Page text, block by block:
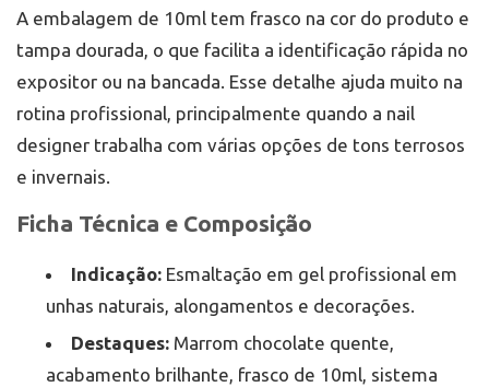
A embalagem de 10ml tem frasco na cor do produto e
tampa dourada, o que facilita a identificação rápida no
expositor ou na bancada. Esse detalhe ajuda muito na
rotina profissional, principalmente quando a nail
designer trabalha com várias opções de tons terrosos
e invernais.
Ficha Técnica e Composição
Indicação: Esmaltação em gel profissional em
unhas naturais, alongamentos e decorações.
Destaques: Marrom chocolate quente,
acabamento brilhante, frasco de 10ml, sistema